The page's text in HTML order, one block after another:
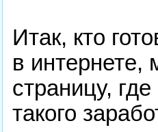
Итак, кто
в
страницу,
такого